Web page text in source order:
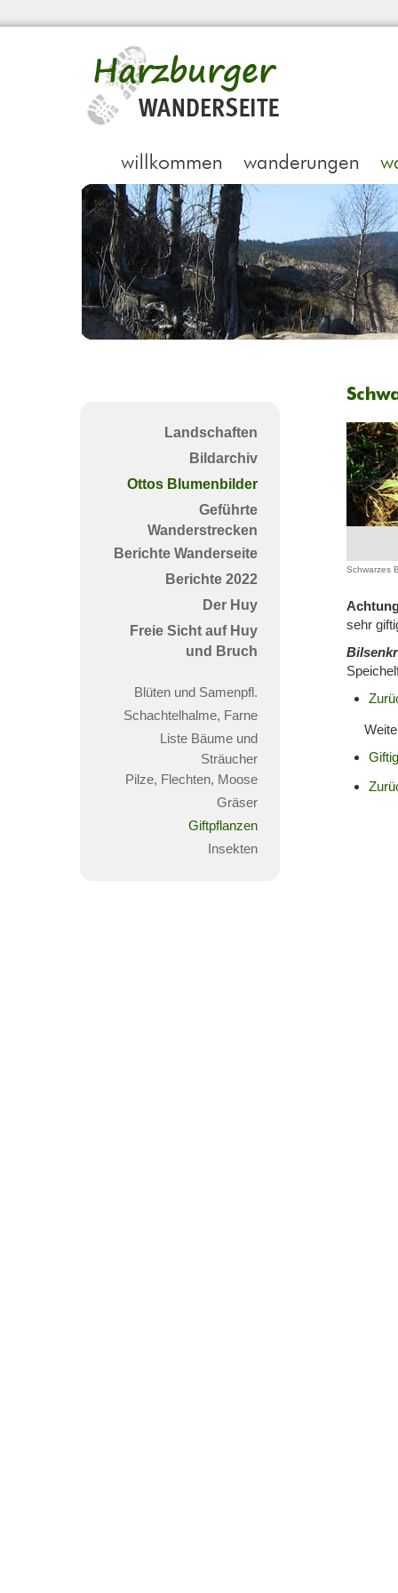
Landschaften
Bildarchiv
Ottos Blumenbilder
Geführte
Wanderstrecken
Berichte Wanderseite
Berichte 2022
Der Huy
Freie Sicht auf Huy
und Bruch
Blüten und Samenpfl.
Schachtelhalme, Farne
Liste Bäume und
Sträucher
Pilze, Flechten, Moose
Gräser
Giftpflanzen
Insekten
Schwarzes
sehr